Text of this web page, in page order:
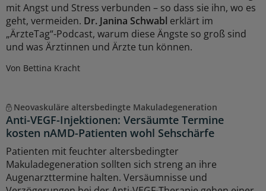
mit Angst und Stress verbunden – so dass sie ihn, wo es
geht, vermeiden. Dr. Janina Schwabl erklärt im
„ÄrzteTag“-Podcast, warum diese Ängste so groß sind
und was Ärztinnen und Ärzte tun können.
Von Bettina Kracht
Neovaskuläre altersbedingte Makuladegeneration
Anti-VEGF-Injektionen: Versäumte Termine
kosten nAMD-Patienten wohl Sehschärfe
Patienten mit feuchter altersbedingter
Makuladegeneration sollten sich streng an ihre
Augenarzttermine halten. Versäumnisse und